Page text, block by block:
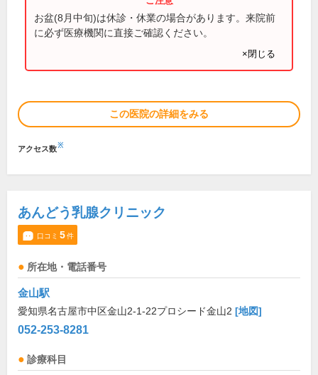
お盆(8月中旬)は休診・休業の場合があります。来院前
に必ず医療機関に直接ご確認ください。
×閉じる
この医院の詳細をみる
アクセス数※
あんどう乳腺クリニック
口コミ 5件
所在地・電話番号
金山駅
愛知県名古屋市中区金山2-1-22プロシード金山2 [地図]
052-253-8281
診療科目